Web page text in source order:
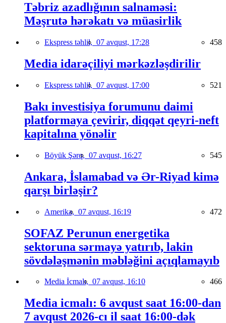
Təbriz azadlığının salnaməsi:
Məşrutə hərəkatı və müasirlik
Ekspress təhlil, 07 avqust, 17:28 458
Media idarəçiliyi mərkəzləşdirilir
Ekspress təhlil, 07 avqust, 17:00 521
Bakı investisiya forumunu daimi
platformaya çevirir, diqqət qeyri-neft
kapitalına yönəlir
Böyük Şərq, 07 avqust, 16:27 545
Ankara, İslamabad və Ər-Riyad kimə
qarşı birləşir?
Amerika, 07 avqust, 16:19 472
SOFAZ Perunun energetika
sektoruna sərmayə yatırıb, lakin
sövdələşmənin məbləğini açıqlamayıb
Media İcmalı, 07 avqust, 16:10 466
Media icmalı: 6 avqust saat 16:00-dan
7 avqust 2026-cı il saat 16:00-dək